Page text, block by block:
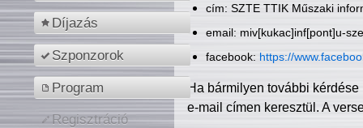
Díjazás
Szponzorok
Program
Regisztráció
cím: SZTE TTIK Műszaki
email: miv[kukac]inf[pont]u-
facebook: https://
Ha bármilyen további
e-mail címen keresztül. A